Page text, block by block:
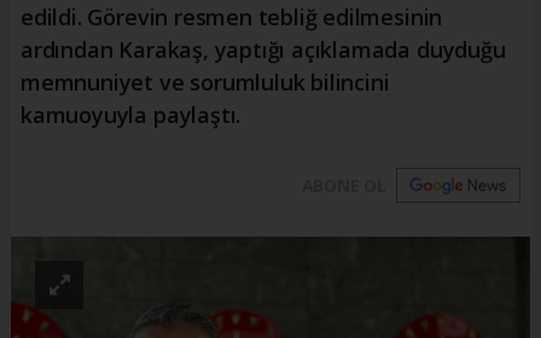
edildi. Görevin resmen tebliğ edilmesinin
ardından Karakaş, yaptığı açıklamada duyduğu
memnuniyet ve sorumluluk bilincini
kamuoyuyla paylaştı.